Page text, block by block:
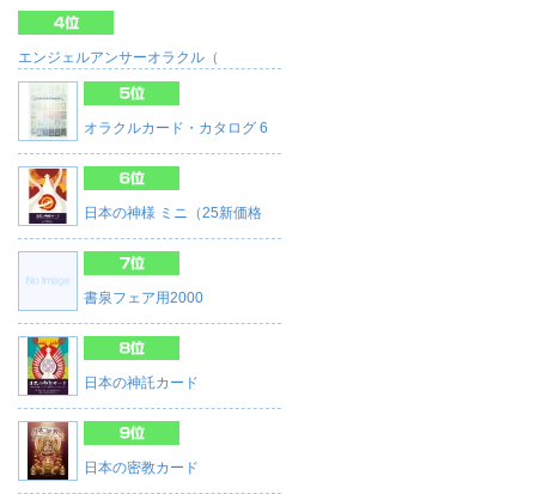
エンジェルアンサーオラクル（
オラクルカード・カタログ 6
日本の神様 ミニ（25新価格
書泉フェア用2000
日本の神託カード
日本の密教カード